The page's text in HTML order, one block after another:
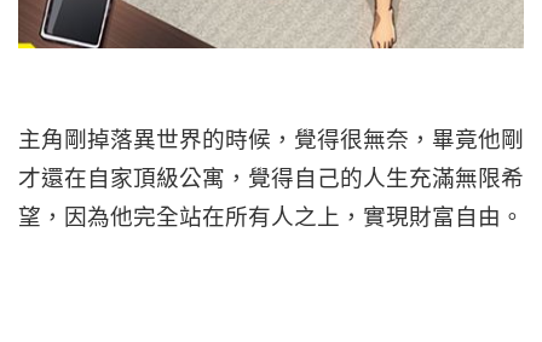
主角剛掉落異世界的時候，覺得很無奈，畢竟他剛
才還在自家頂級公寓，覺得自己的人生充滿無限希
望，因為他完全站在所有人之上，實現財富自由。